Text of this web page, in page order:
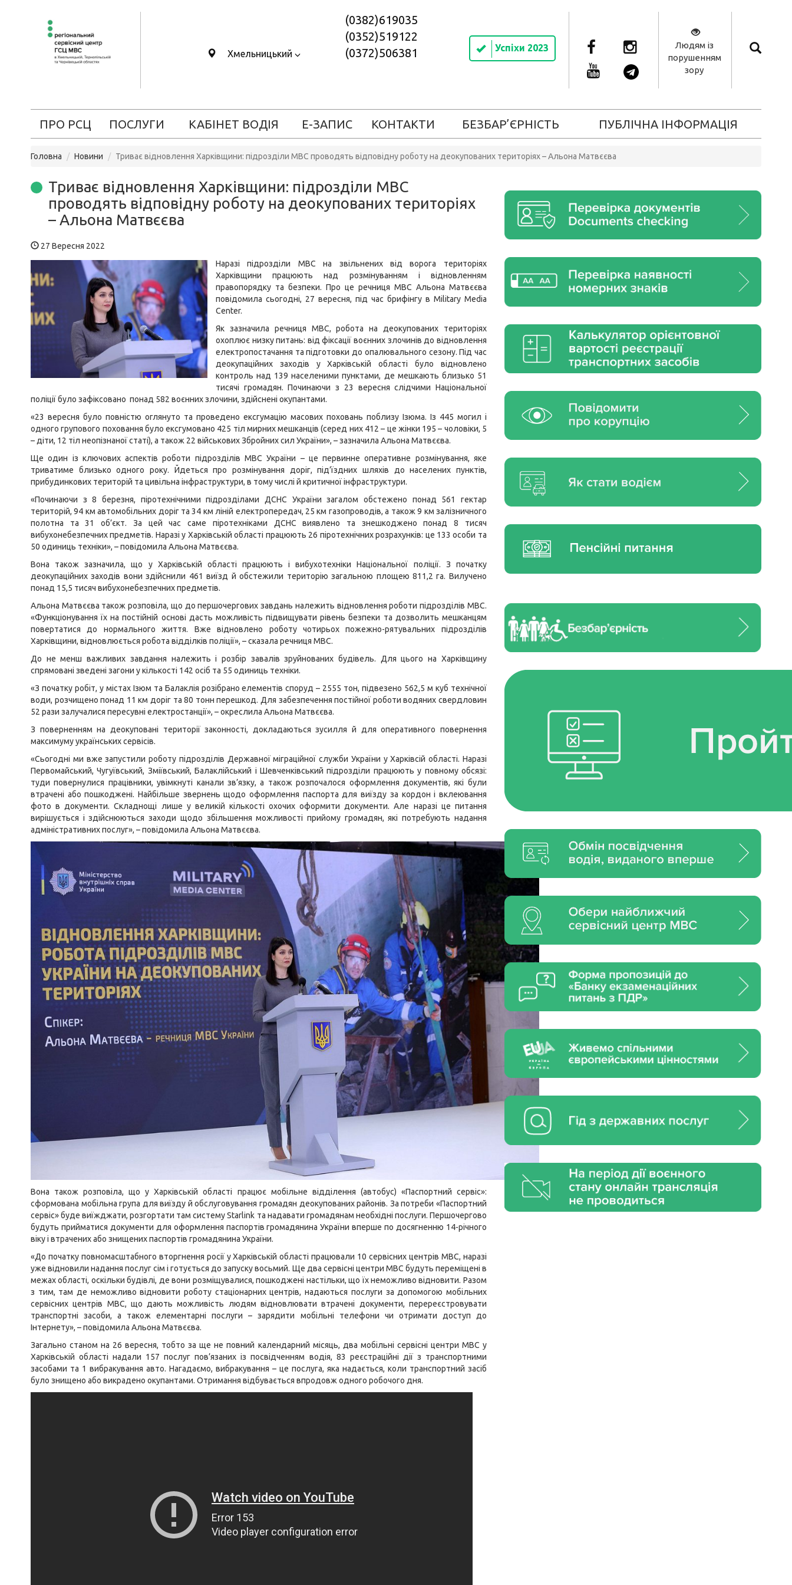
Хмельницький
(0382)619035
(0352)519122
(0372)506381
Успіхи 2023
Людям із
порушенням
зору
ПРО РСЦ ПОСЛУГИ КАБІНЕТ ВОДІЯ Е-ЗАПИС КОНТАКТИ БЕЗБАР’ЄРНІСТЬ ПУБЛІЧНА ІНФОРМАЦІЯ
Головна Новини Триває відновлення Харківщини: підрозділи МВС проводять відповідну роботу на деокупованих територіях – Альона Матвєєва
Триває відновлення Харківщини: підрозділи МВС
проводять відповідну роботу на деокупованих територіях
– Альона Матвєєва
27 Вересня 2022
Наразі підрозділи МВС на звільнених від ворога територіях
Харківщини працюють над розмінуванням і відновленням
правопорядку та безпеки. Про це речниця МВС Альона Матвєєва
повідомила сьогодні, 27 вересня, під час брифінгу в Military Media
Center.
Як зазначила речниця МВС, робота на деокупованих територіях
охоплює низку питань: від фіксації воєнних злочинів до відновлення
електропостачання та підготовки до опалювального сезону. Під час
деокупаційних заходів у Харківській області було відновлено
контроль над 139 населеними пунктами, де мешкають близько 51
тисячі громадян. Починаючи з 23 вересня слідчими Національної
поліції було зафіксовано понад 582 воєнних злочини, здійснені окупантами.
«23 вересня було повністю оглянуто та проведено ексгумацію масових поховань поблизу Ізюма. Із 445 могил і
одного групового поховання було ексгумовано 425 тіл мирних мешканців (серед них 412 – це жінки 195 – чоловіки, 5
– діти, 12 тіл неопізнаної статі), а також 22 військових Збройних сил України», – зазначила Альона Матвєєва.
Ще один із ключових аспектів роботи підрозділів МВС України – це первинне оперативне розмінування, яке
триватиме близько одного року. Йдеться про розмінування доріг, під’їздних шляхів до населених пунктів,
прибудинкових територій та цивільна інфраструктури, в тому числі й критичної інфраструктури.
«Починаючи з 8 березня, піротехнічними підрозділами ДСНС України загалом обстежено понад 561 гектар
територій, 94 км автомобільних доріг та 34 км ліній електропередач, 25 км газопроводів, а також 9 км залізничного
полотна та 31 об’єкт. За цей час саме піротехніками ДСНС виявлено та знешкоджено понад 8 тисяч
вибухонебезпечних предметів. Наразі у Харківській області працюють 26 піротехнічних розрахунків: це 133 особи та
50 одиниць техніки», – повідомила Альона Матвєєва.
Вона також зазначила, що у Харківській області працюють і вибухотехніки Національної поліції. З початку
деокупаційних заходів вони здійснили 461 виїзд й обстежили територію загальною площею 811,2 га. Вилучено
понад 15,5 тисяч вибухонебезпечних предметів.
Альона Матвєєва також розповіла, що до першочергових завдань належить відновлення роботи підрозділів МВС.
«Функціонування їх на постійній основі дасть можливість підвищувати рівень безпеки та дозволить мешканцям
повертатися до нормального життя. Вже відновлено роботу чотирьох пожежно-рятувальних підрозділів
Харківщини, відновлюється робота відділків поліції», – сказала речниця МВС.
До не менш важливих завдання належить і розбір завалів зруйнованих будівель. Для цього на Харківщину
спрямовані зведені загони у кількості 142 осіб та 55 одиниць техніки.
«З початку робіт, у містах Ізюм та Балаклія розібрано елементів споруд – 2555 тон, підвезено 562,5 м куб технічної
води, розчищено понад 11 км доріг та 80 тонн перешкод. Для забезпечення постійної роботи водяних свердловин
52 рази залучалися пересувні електростанції», – окреслила Альона Матвєєва.
З поверненням на деокуповані території законності, докладаються зусилля й для оперативного повернення
максимуму українських сервісів.
«Сьогодні ми вже запустили роботу підрозділів Державної міграційної служби України у Харківсій області. Наразі
Первомайський, Чугуївський, Зміївський, Балаклійський і Шевченківський підрозділи працюють у повному обсязі:
туди повернулися працівники, увімкнуті канали зв’язку, а також розпочалося оформлення документів, які були
втрачені або пошкоджені. Найбільше звернень щодо оформлення паспорта для виїзду за кордон і вклеювання
фото в документи. Складнощі лише у великій кількості охочих оформити документи. Але наразі це питання
вирішується і здійснюються заходи щодо збільшення можливості прийому громадян, які потребують надання
адміністративних послуг», – повідомила Альона Матвєєва.
Вона також розповіла, що у Харківській області працює мобільне відділення (автобус) «Паспортний сервіс»:
сформована мобільна група для виїзду й обслуговування громадян деокупованих районів. За потреби «Паспортний
сервіс» буде виїжджати, розгортати там систему Starlink та надавати громадянам необхідні послуги. Першочергово
будуть прийматися документи для оформлення паспортів громадянина України вперше по досягненню 14-річного
віку і втрачених або знищених паспортів громадянина України.
«До початку повномасштабного вторгнення росії у Харківській області працювали 10 сервісних центрів МВС, наразі
уже відновили надання послуг сім і готується до запуску восьмий. Ще два сервісні центри МВС будуть переміщені в
межах області, оскільки будівлі, де вони розміщувалися, пошкоджені настільки, що їх неможливо відновити. Разом
з тим, там де неможливо відновити роботу стаціонарних центрів, надаються послуги за допомогою мобільних
сервісних центрів МВС, що дають можливість людям відновлювати втрачені документи, перереєстровувати
транспортні засоби, а також елементарні послуги – зарядити мобільні телефони чи отримати доступ до
Інтернету», – повідомила Альона Матвєєва.
Загально станом на 26 вересня, тобто за ще не повний календарний місяць, два мобільні сервісні центри МВС у
Харківській області надали 157 послуг пов’язаних із посвідченням водія, 83 реєстраційні дії з транспортними
засобами та 1 вибракування авто. Нагадаємо, вибракування – це послуга, яка надається, коли транспортний засіб
було знищено або викрадено окупантами. Отримання відбувається впродовж одного робочого дня.